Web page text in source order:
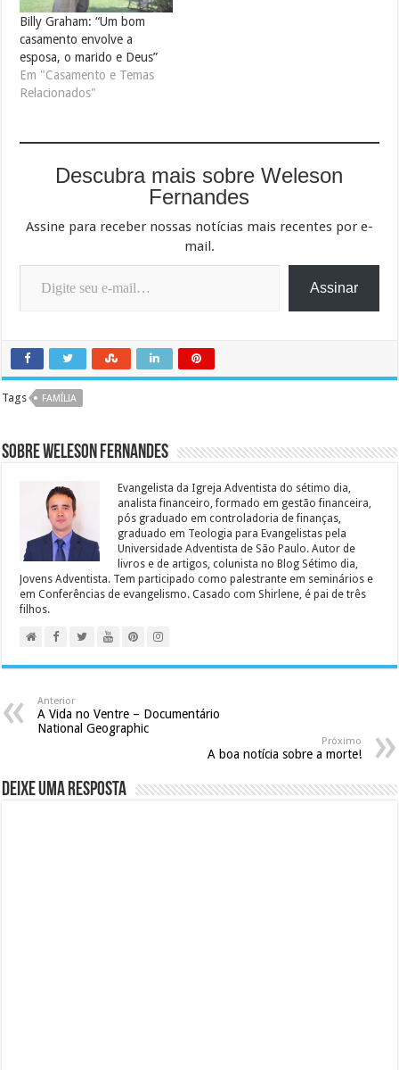
Billy Graham: “Um bom
casamento envolve a
esposa, o marido e Deus”
Em "Casamento e Temas
Relacionados"
Descubra mais sobre Weleson
Fernandes
Assine para receber nossas notícias mais recentes por e-
mail.
Digite seu e-mail…
Assinar
Tags FAMÍLIA
Sobre Weleson Fernandes
Evangelista da Igreja Adventista do sétimo dia,
analista financeiro, formado em gestão financeira,
pós graduado em controladoria de finanças,
graduado em Teologia para Evangelistas pela
Universidade Adventista de São Paulo. Autor de
livros e de artigos, colunista no Blog Sétimo dia,
Jovens Adventista. Tem participado como palestrante em seminários e
em Conferências de evangelismo. Casado com Shirlene, é pai de três
filhos.
Anterior
A Vida no Ventre – Documentário
National Geographic
Próximo
A boa notícia sobre a morte!
Deixe uma resposta